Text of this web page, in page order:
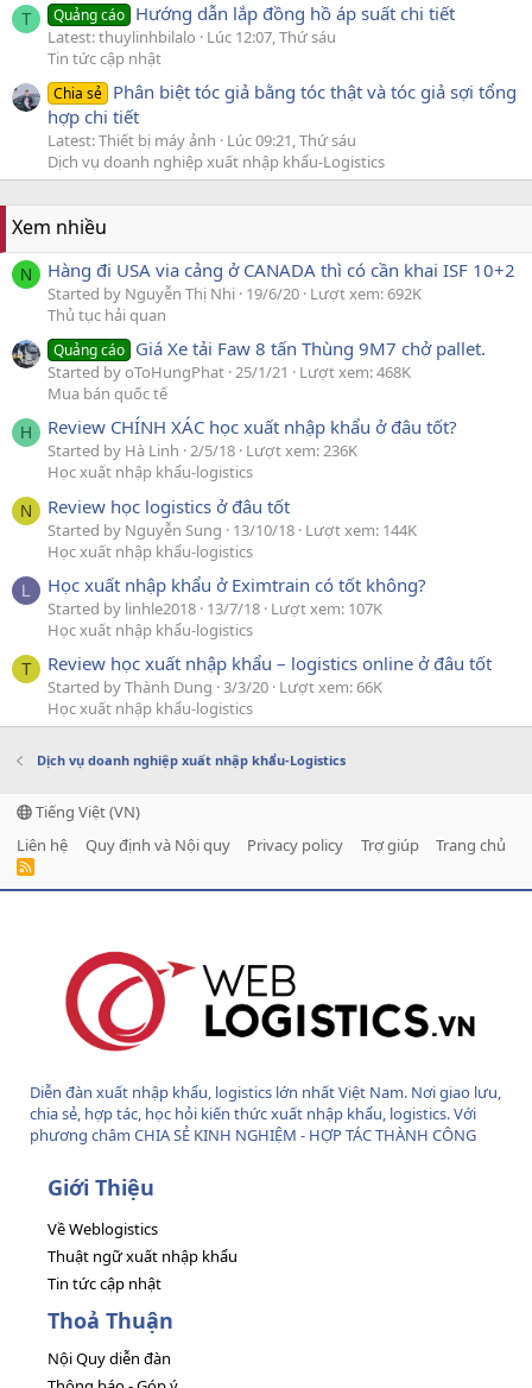
T Quảng cáo Hướng dẫn lắp đồng hồ áp suất chi tiết
Latest: thuylinhbilalo
Lúc 12:07, Thứ sáu
Tin tức cập nhật
Chia sẻ Phân biệt tóc giả bằng tóc thật và tóc giả sợi tổng
hợp chi tiết
Latest: Thiết bị máy ảnh
Lúc 09:21, Thứ sáu
Dịch vụ doanh nghiệp xuất nhập khẩu-Logistics
Xem nhiều
N Hàng đi USA via cảng ở CANADA thì có cần khai ISF 10+2
Started by Nguyễn Thị Nhi 19/6/20 Lượt xem: 692K
Thủ tục hải quan
Quảng cáo Giá Xe tải Faw 8 tấn Thùng 9M7 chở pallet.
Started by oToHungPhat 25/1/21
Lượt xem: 468K
Mua bán quốc tế
H Review CHÍNH XÁC học xuất nhập khẩu ở đâu tốt?
Started by Hà Linh 2/5/18 Lượt xem: 236K
Học xuất nhập khẩu-logistics
N Review học logistics ở đâu tốt
Started by Nguyễn Sung 13/10/18 Lượt xem: 144K
Học xuất nhập khẩu-logistics
L Học xuất nhập khẩu ở Eximtrain có tốt không?
Started by linhle2018 13/7/18 Lượt xem: 107K
Học xuất nhập khẩu-logistics
T Review học xuất nhập khẩu – logistics online ở đâu tốt
Started by Thành Dung 3/3/20 Lượt xem: 66K
Học xuất nhập khẩu-logistics
Dịch vụ doanh nghiệp xuất nhập khẩu-Logistics
Tiếng Việt (VN)
Liên hệ
Quy định và Nội quy Privacy policy Trợ giúp Trang chủ
R
Diễn đàn xuất nhập khẩu, logistics lớn nhất Việt Nam. Nơi giao lưu,
chia sẻ, hợp tác, học hỏi kiến thức xuất nhập khẩu, logistics. Với
phương châm CHIA SẺ KINH NGHIỆM - HỢP TÁC THÀNH CÔNG
Giới Thiệu
Về Weblogistics
Thuật ngữ xuất nhập khẩu
Tin tức cập nhật
Thoả Thuận
Nội Quy diễn đàn